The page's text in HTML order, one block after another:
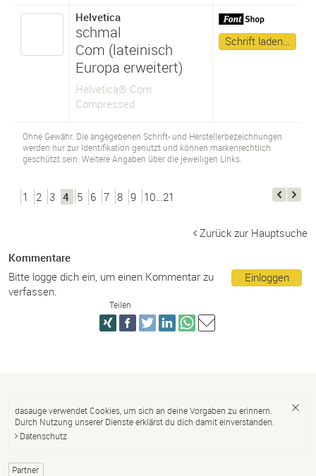
Helvetica
schmal
Com (lateinisch
Europa erweitert)
Helvetica® Com
Compressed
Schrift laden…
Ohne Gewähr. Die angegebenen Schrift- und Herstellerbezeichnungen
werden nur zur Identifikation genutzt und können markenrechtlich
geschützt sein. Weitere Angaben über die jeweiligen Links.
1 2 3 4 5 6 7 8 9 10…21
Zurück zur Hauptsuche
Kommentare
Einloggen
Bitte logge dich ein, um einen Kommentar zu
verfassen.
Teilen
dasauge verwendet Cookies, um sich an deine Vorgaben zu erinnern.
Durch Nutzung unserer Dienste erklärst du dich damit einverstanden.
Datenschutz
Partner